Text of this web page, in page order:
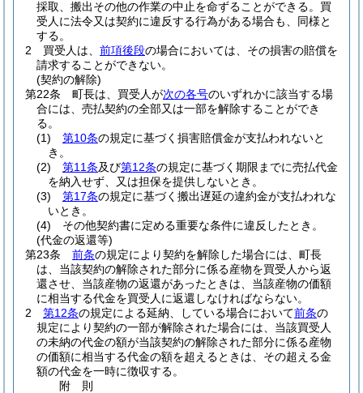
採取、搬出その他の作業の中止を命ずることができる。 買
受人に法令又は契約に違反する行為がある場合も、同様と
する。
2
買受人は、 前項後段の場合においては、その損害の賠償を
請求することができない。
(契約の解除)
第22条
町長は、買受人が次の各号のいずれかに該当する場
合には、売払契約の全部又は一部を解除することができ
る。
(1)
第10条の規定に基づく損害賠償金が支払われないと
き。
(2)
第11条及び第12条の規定に基づく期限までに売払代金
を納入せず、又は担保を提供しないとき。
(3)
第17条の規定に基づく搬出遅延の違約金が支払われな
いとき。
(4)
その他契約書に定める重要な条件に違反したとき。
(代金の返還等)
第23条
前条の規定により契約を解除した場合には、町長
は、当該契約の解除された部分に係る産物を買受人から返
還させ、当該産物の返還があったときは、当該産物の価額
に相当する代金を買受人に返還しなければならない。
2
第12条の規定による延納、している場合において前条の
規定により契約の一部が解除された場合には、当該買受人
の未納の代金の額が当該契約の解除された部分に係る産物
の価額に相当する代金の額を超えるときは、その超える金
額の代金を一時に徴収する。
附 則